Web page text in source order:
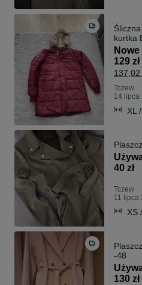
kurtka
Nowe
129 zł
137,02
Tczew
14 lipca
XL
40 zł
Tczew
11 lipca
XS
Plaszcz
-48
130 zł